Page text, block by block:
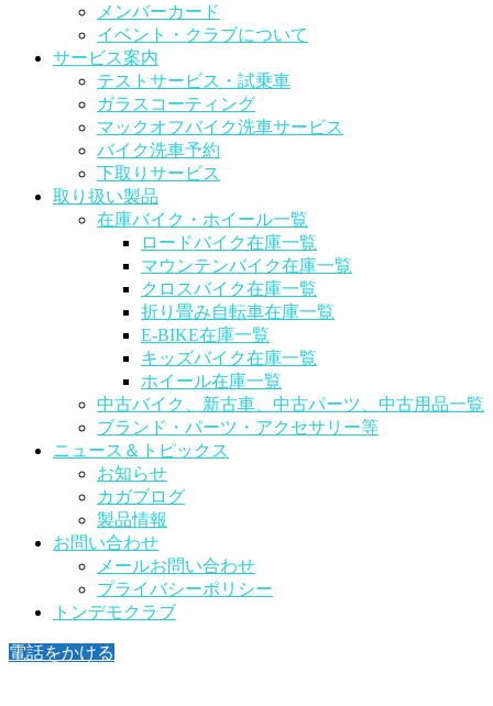
メンバーカード
イベント・クラブについて
サービス案内
テストサービス・試乗車
ガラスコーティング
マックオフバイク洗車サービス
バイク洗車予約
下取りサービス
取り扱い製品
在庫バイク・ホイール一覧
ロードバイク在庫一覧
マウンテンバイク在庫一覧
クロスバイク在庫一覧
折り畳み自転車在庫一覧
E-BIKE在庫一覧
キッズバイク在庫一覧
ホイール在庫一覧
中古バイク、新古車、中古パーツ、中古用品一覧
ブランド・パーツ・アクセサリー等
ニュース＆トピックス
お知らせ
カガブログ
製品情報
お問い合わせ
メールお問い合わせ
プライバシーポリシー
トンデモクラブ
電話をかける